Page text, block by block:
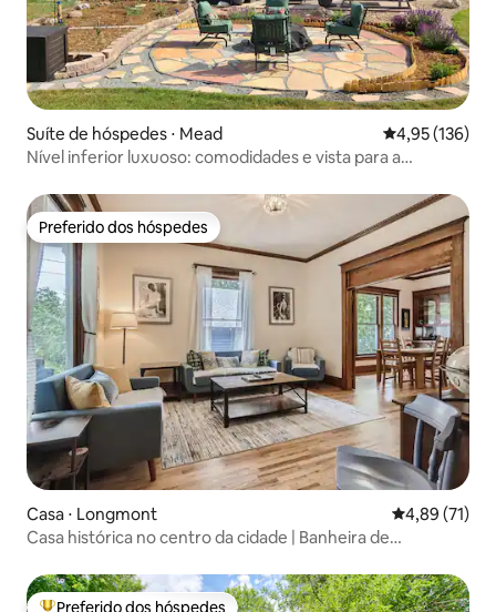
Suíte de hóspedes ⋅ Mead 4,95 de uma
4,95 (136)
Nível inferior luxuoso: comodidades e vista para a
Preferido dos hóspedes
Preferido dos hóspedes
Casa ⋅ Longmont 4,89 de uma
4,89 (71)
Casa histórica no centro da cidade | Banheira de
Preferido dos hóspedes